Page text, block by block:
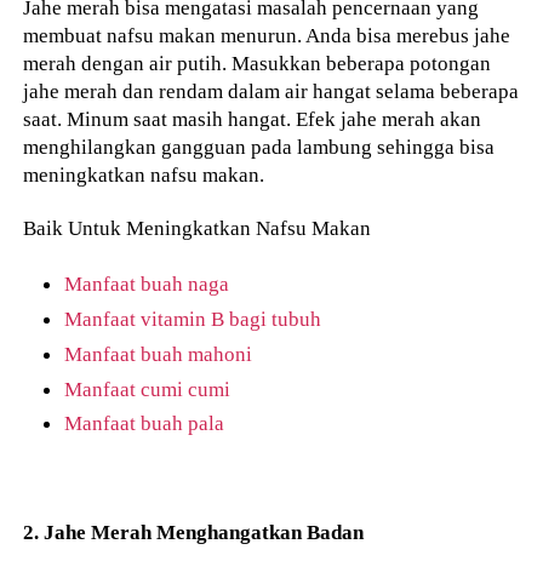
Jahe merah bisa mengatasi masalah pencernaan yang
membuat nafsu makan menurun. Anda bisa merebus jahe
merah dengan air putih. Masukkan beberapa potongan
jahe merah dan rendam dalam air hangat selama beberapa
saat. Minum saat masih hangat. Efek jahe merah akan
menghilangkan gangguan pada lambung sehingga bisa
meningkatkan nafsu makan.
Baik Untuk Meningkatkan Nafsu Makan
Manfaat buah naga
Manfaat vitamin B bagi tubuh
Manfaat buah mahoni
Manfaat cumi cumi
Manfaat buah pala
2. Jahe Merah Menghangatkan Badan